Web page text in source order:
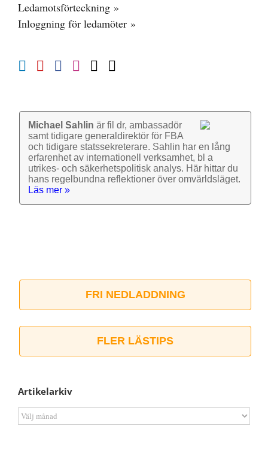
Ledamotsförteckning »
Inloggning för ledamöter »
Michael Sahlin är fil dr, ambassadör
samt tidigare general­direktör för FBA
och tidigare stats­sekre­terare. Sahlin har en lång
erfarenhet av inter­nationell verk­samhet, bl a
utrikes- och säkerhets­politisk analys. Här hittar du
hans regel­bundna reflek­tioner över omvärlds­läget.
Läs mer »
FRI NEDLADDNING
FLER LÄSTIPS
Artikelarkiv
Artikelarkiv